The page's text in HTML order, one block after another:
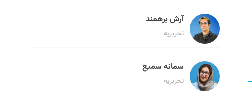
آرش برهمند
تحریریه
سمانه سمیع
تحریریه